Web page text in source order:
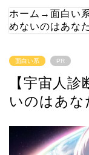
ホーム → 面白い
めないのはあな
面白い系 PR
【宇宙人
いのはあな